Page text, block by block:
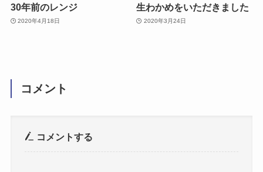
30年前のレンジ
2020年4月18日
生わかめをいただきました
2020年3月24日
コメント
コメントする